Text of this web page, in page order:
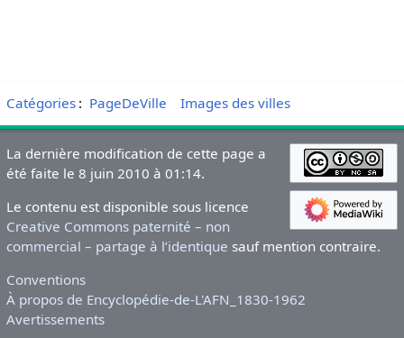
Catégories: PageDeVille Images des villes
La dernière modification de cette page a
été faite le 8 juin 2010 à 01:14.
Le contenu est disponible sous licence
Creative Commons paternité – non
commercial – partage à l’identique sauf mention contraire.
Conventions
À propos de Encyclopédie-de-L'AFN_1830-1962
Avertissements